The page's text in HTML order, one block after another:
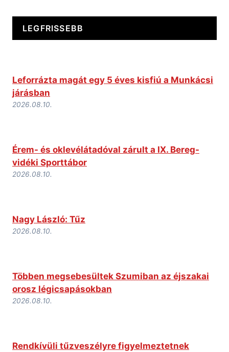
LEGFRISSEBB
Leforrázta magát egy 5 éves kisfiú a Munkácsi
járásban
2026.08.10.
Érem- és oklevélátadóval zárult a IX. Bereg-
vidéki Sporttábor
2026.08.10.
Nagy László: Tűz
2026.08.10.
Többen megsebesültek Szumiban az éjszakai
orosz légicsapásokban
2026.08.10.
Rendkívüli tűzveszélyre figyelmeztetnek